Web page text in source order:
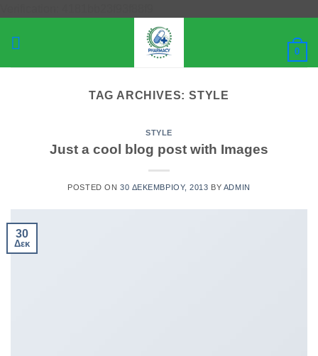
στο
περιεχόμενο
0
TAG ARCHIVES:STYLE
STYLE
Just a cool blog post with Images
POSTED ON 30 ΔΕΚΕΜΒΡΊΟΥ, 2013 BY ADMIN
30
Δεκ